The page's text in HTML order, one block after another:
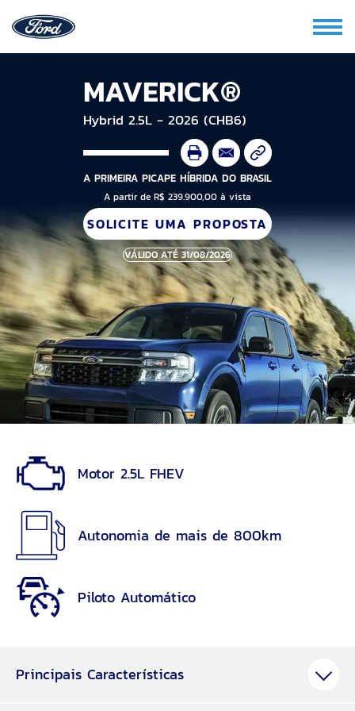
MAVERICK®
Hybrid 2.5L - 2026 (CHB6)
A PRIMEIRA PICAPE HÍBRIDA DO BRASIL
A partir de R$ 239.900,00 à vista
SOLICITE UMA PROPOSTA
VÁLIDO ATÉ 31/08/2026
Motor 2.5L FHEV
Autonomia de mais de 800km
Piloto Automático
Principais Características